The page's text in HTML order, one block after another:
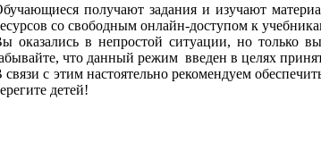
получают задания и изучают
со свободным онлайн-доступом к
оказались в непростой ситуации, но только
что данный режим введен в целях
связи с этим настоятельно рекомендуем
детей!